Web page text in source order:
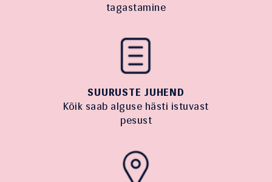
tagastamine
SUURUSTE JUHEND
Kõik saab alguse hästi istuvast
pesust